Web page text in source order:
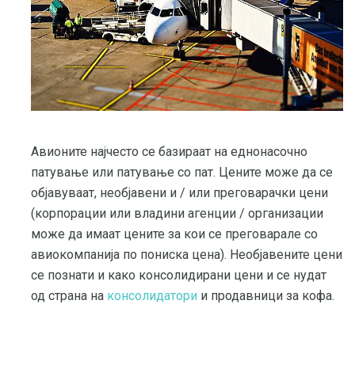
Авионите најчесто се базираат на еднонасочно
патување или патување со пат. Цените може да се
објавуваат, необјавени и / или преговарачки цени
(корпорации или владини агенции / организации
може да имаат цените за кои се преговарале со
авиокомпанија по пониска цена). Необјавените цени
се познати и како консолидирани цени и се нудат
од страна на консолидатори и продавници за кофа.